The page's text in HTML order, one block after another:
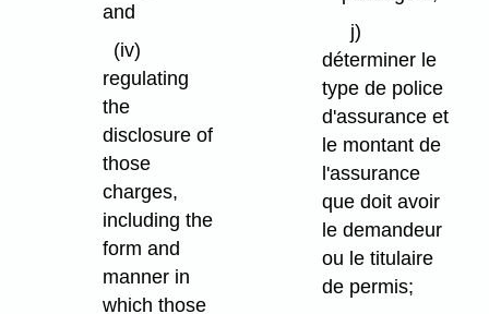
and
(iv)
regulating
the
disclosure of
those
charges,
including the
form and
manner in
which those
j)
déterminer le
type de police
d'assurance et
le montant de
l'assurance
que doit avoir
le demandeur
ou le titulaire
de permis;